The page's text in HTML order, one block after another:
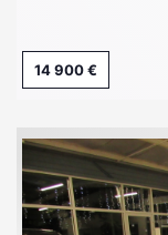
14 900 €